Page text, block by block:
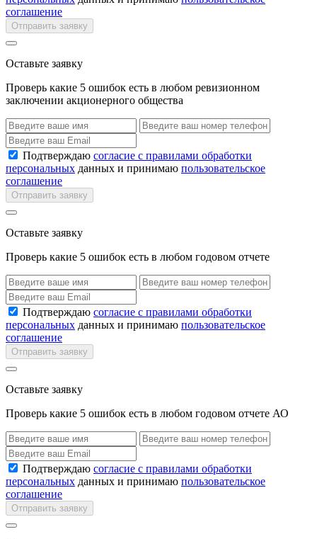
соглашение
Отправить заявку
Оставьте заявку
Проверь какие 5 ошибок есть в любом ревизионном
заключении акционерного общества
Подтверждаю согласие с правилами обработки
персональных данных и принимаю пользовательское
соглашение
Отправить заявку
Оставьте заявку
Проверь какие 5 ошибок есть в любом годовом отчете
Подтверждаю согласие с правилами обработки
персональных данных и принимаю пользовательское
соглашение
Отправить заявку
Оставьте заявку
Проверь какие 5 ошибок есть в любом годовом отчете АО
Подтверждаю согласие с правилами обработки
персональных данных и принимаю пользовательское
соглашение
Отправить заявку